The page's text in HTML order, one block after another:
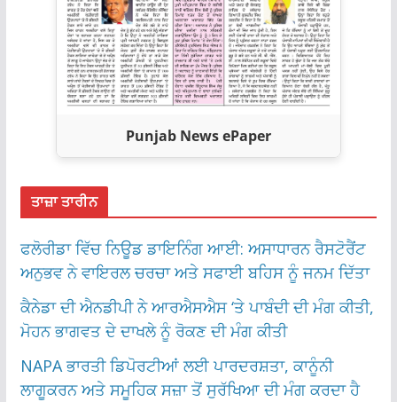
Punjab News ePaper
ਤਾਜ਼ਾ ਤਾਰੀਨ
ਫਲੋਰੀਡਾ ਵਿੱਚ ਨਿਊਡ ਡਾਇਨਿੰਗ ਆਈ: ਅਸਾਧਾਰਨ ਰੈਸਟੋਰੈਂਟ
ਅਨੁਭਵ ਨੇ ਵਾਇਰਲ ਚਰਚਾ ਅਤੇ ਸਫਾਈ ਬਹਿਸ ਨੂੰ ਜਨਮ ਦਿੱਤਾ
ਕੈਨੇਡਾ ਦੀ ਐਨਡੀਪੀ ਨੇ ਆਰਐਸਐਸ ‘ਤੇ ਪਾਬੰਦੀ ਦੀ ਮੰਗ ਕੀਤੀ,
ਮੋਹਨ ਭਾਗਵਤ ਦੇ ਦਾਖਲੇ ਨੂੰ ਰੋਕਣ ਦੀ ਮੰਗ ਕੀਤੀ
NAPA ਭਾਰਤੀ ਡਿਪੋਰਟੀਆਂ ਲਈ ਪਾਰਦਰਸ਼ਤਾ, ਕਾਨੂੰਨੀ
ਲਾਗੂਕਰਨ ਅਤੇ ਸਮੂਹਿਕ ਸਜ਼ਾ ਤੋਂ ਸੁਰੱਖਿਆ ਦੀ ਮੰਗ ਕਰਦਾ ਹੈ